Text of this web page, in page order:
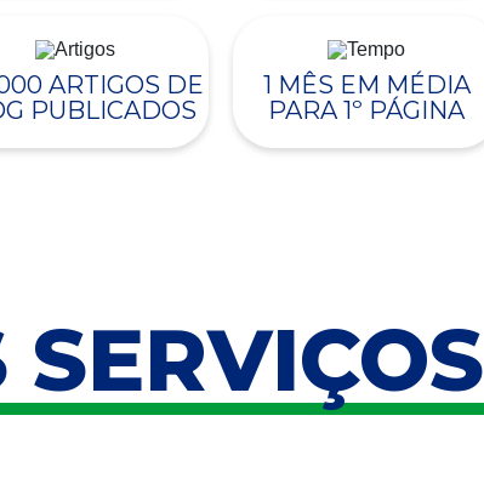
ARTIGOS DE
PUBLICADOS
1 MÊS EM MÉDIA
PARA 1º PÁGINA
SERVIÇOS